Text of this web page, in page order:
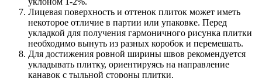
Лицевая поверхность и оттенок плиток может иметь
некоторое отличие в партии или упаковке. Перед
укладкой для получения гармоничного рисунка плитки
необходимо вынуть из разных коробок и перемешать.
Для достижения ровной ширины швов рекомендуется
укладывать плитку, ориентируясь на направление
канавок с тыльной стороны плитки.